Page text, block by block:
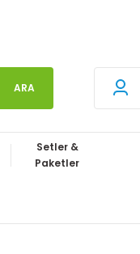
ARA
Setler &
Paketler